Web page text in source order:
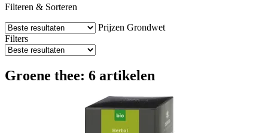
Filteren & Sorteren
Prijzen Grondwet
Filters
Groene thee: 6 artikelen